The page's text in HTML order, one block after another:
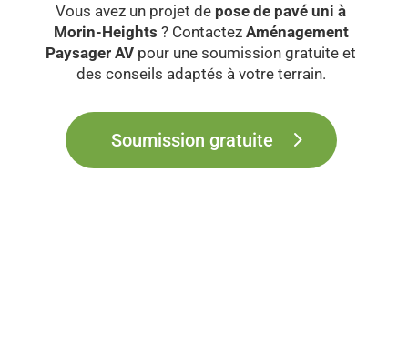
Vous avez un projet de pose de pavé uni à
Morin-Heights ? Contactez Aménagement
Paysager AV pour une soumission gratuite et
des conseils adaptés à votre terrain.
Soumission gratuite